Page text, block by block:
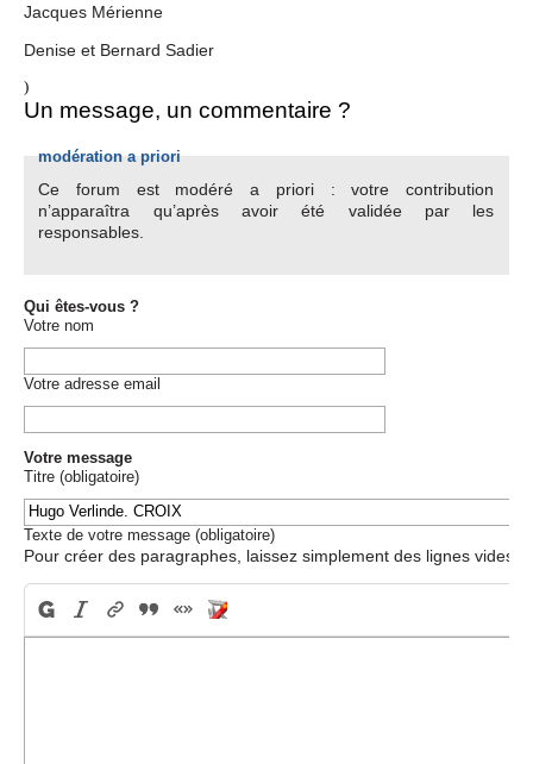
Jacques Mérienne
Denise et Bernard Sadier
)
Un message, un commentaire ?
modération a priori
Ce forum est modéré a priori : votre contribution
n’apparaîtra qu’après avoir été validée par les
responsables.
Qui êtes-vous ?
Votre nom
Votre adresse email
Votre message
Titre (obligatoire)
Texte de votre message (obligatoire)
Pour créer des paragraphes, laissez simplement des lignes vides.